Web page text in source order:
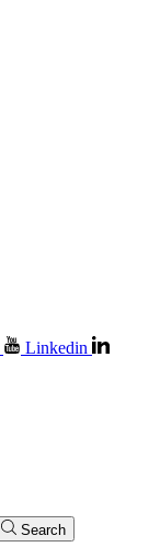
Linkedin
Search